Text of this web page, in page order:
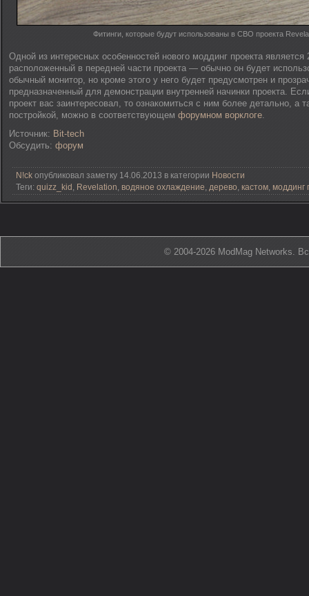
Фитинги, которые будут использованы в СВО проекта
Одной из интересных особенностей нового моддинг проекта
расположенный в передней части проекта — обычно он будет
обычный монитор, но кроме этого у него будет предусмотрен и
предназначенный для демонстрации внутренней начинки проекта.
проект вас заинтересовал, то ознакомиться с ним более детально, а
постройкой, можно в соответствующем форумном ворклоге.
Источник: Bit-tech
Обсудить: форум
N!ck опубликовал заметку 14.06.2013 в категории Новости
Теги: quizz_kid , Revelation, водяное охлаждение, дерево, кастом, моддинг
© 2004-2026 ModMag Networks.